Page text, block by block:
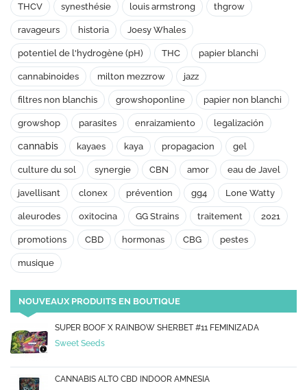
THCV synesthésie louis armstrong thgrow
ravageurs historia Joesy Whales
potentiel de l'hydrogène (pH) THC papier blanchi
cannabinoides milton mezzrow jazz
filtres non blanchis growshoponline papier non blanchi
growshop parasites enraizamiento legalización
cannabis kayaes kaya propagacion gel
culture du sol synergie CBN amor eau de Javel
javellisant clonex prévention gg4 Lone Watty
aleurodes oxitocina GG Strains traitement 2021
promotions CBD hormonas CBG pestes
musique
NOUVEAUX PRODUITS EN BOUTIQUE
SUPER BOOF X RAINBOW SHERBET #11 FEMINIZADA
Sweet Seeds
CANNABIS ALTO CBD INDOOR AMNESIA